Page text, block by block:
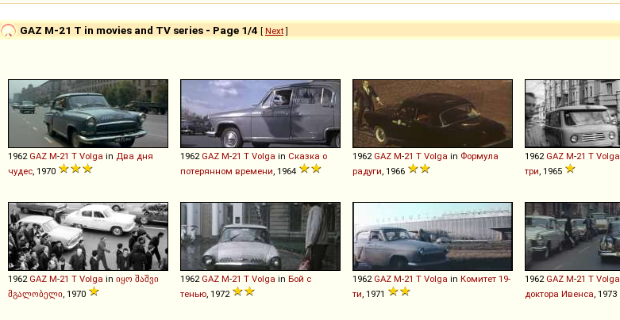
GAZ M-21 T in movies and TV series - Page 1/4 [ Next]
1962 GAZ M-21 T Volga in Два дня
чудес , 1970
1962 GAZ M-21 T Volga in Сказка о
потерянном времени , 1964
1962 GAZ M-21 T Volga in Формула
радуги , 1966
1962 GAZ M-21 T Volga
три , 1965
1962 GAZ M-21 T Volga in იყო შაშვი
მგალობელი , 1970
1962 GAZ M-21 T Volga in Бой с
тенью , 1972
1962 GAZ M-21 T Volga in Комитет 19-
ти , 1971
1962 GAZ M-21 T Volga
доктора Ивенса , 1973